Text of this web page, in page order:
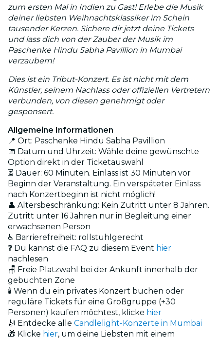
zum ersten Mal in Indien zu Gast! Erlebe die Musik
deiner liebsten Weihnachtsklassiker im Schein
tausender Kerzen. Sichere dir jetzt deine Tickets
und lass dich von der Zauber der Musik im
Paschenke Hindu Sabha Pavillion in Mumbai
verzaubern!
Dies ist ein Tribut-Konzert. Es ist nicht mit dem
Künstler, seinem Nachlass oder offiziellen Vertretern
verbunden, von diesen genehmigt oder
gesponsert.
Allgemeine Informationen
📍 Ort: Paschenke Hindu Sabha Pavillion
📅 Datum und Uhrzeit: Wähle deine gewünschte
Option direkt in der Ticketauswahl
⏳ Dauer: 60 Minuten. Einlass ist 30 Minuten vor
Beginn der Veranstaltung. Ein verspäteter Einlass
nach Konzertbeginn ist nicht möglich!
👤 Altersbeschränkung: Kein Zutritt unter 8 Jahren.
Zutritt unter 16 Jahren nur in Begleitung einer
erwachsenen Person
♿ Barrierefreiheit: rollstuhlgerecht
❓ Du kannst die FAQ zu diesem Event hier
nachlesen
🪑 Freie Platzwahl bei der Ankunft innerhalb der
gebuchten Zone
🕯️ Wenn du ein privates Konzert buchen oder
reguläre Tickets für eine Großgruppe (+30
Personen) kaufen möchtest, klicke hier
🎻 Entdecke alle Candlelight-Konzerte in Mumbai
🎁 Klicke hier, um deine Liebsten mit einem